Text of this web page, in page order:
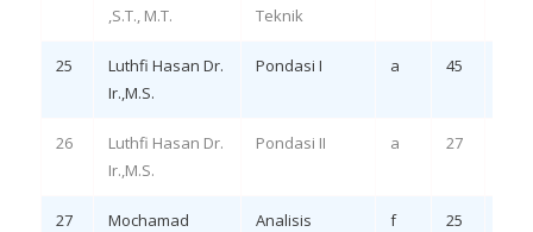
,S.T., M.T.
Teknik
25
Luthfi Hasan Dr.
Ir.,M.S.
Pondasi I a 45
26
Luthfi Hasan Dr.
Ir.,M.S.
Pondasi II a 27
27
Mochamad
Analisis
f 25